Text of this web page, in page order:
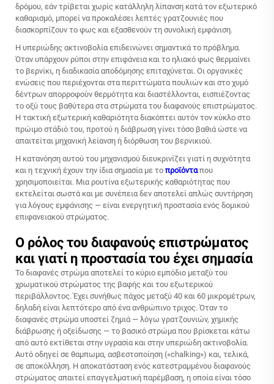
δρόμου, εάν τρίβεται χωρίς κατάλληλη λίπανση κατά τον εξωτερικό
καθαρισμό, μπορεί να προκαλέσει λεπτές γρατζουνιές που
διασκορπίζουν το φως και εξασθενούν τη συνολική εμφάνιση.
Η υπεριώδης ακτινοβολία επιδεινώνει σημαντικά το πρόβλημα.
Όταν υπάρχουν ρύποι στην επιφάνεια και το ηλιακό φως θερμαίνει
το βερνίκι, η διαδικασία αποδόμησης επιταχύνεται. Οι οργανικές
ενώσεις που περιέχονται στα περιττώματα πουλιών και στο χυμό
δέντρων απορροφούν θερμότητα και διαστέλλονται, εισπιέζοντας
το οξύ τους βαθύτερα στα στρώματα του διαφανούς επιστρώματος.
Η τακτική εξωτερική καθαριότητα διακόπτει αυτόν τον κύκλο στο
πρώιμο στάδιό του, προτού η διάβρωση γίνει τόσο βαθιά ώστε να
απαιτείται μηχανική λείανση ή διόρθωση του βερνικιού.
Η κατανόηση αυτού του μηχανισμού διευκρινίζει γιατί η συχνότητα
και η τεχνική έχουν την ίδια σημασία με το προϊόνταπου
χρησιμοποιείται. Μια ρουτίνα εξωτερικής καθαριότητας που
εκτελείται σωστά και με συνέπεια δεν αποτελεί απλώς συντήρηση
για λόγους εμφάνισης — είναι ενεργητική προστασία ενός δομικού
επιφανειακού στρώματος.
Ο ρόλος του διαφανούς επιστρώματος
και γιατί η προστασία του έχει σημασία
Το διαφανές στρώμα αποτελεί το κύριο εμπόδιο μεταξύ του
χρωματικού στρώματος της βαφής και του εξωτερικού
περιβάλλοντος. Έχει συνήθως πάχος μεταξύ 40 και 60 μικρομέτρων,
δηλαδή είναι λεπτότερο από ένα ανθρώπινο τριχος. Όταν το
διαφανές στρώμα υποστεί ζημιά — λόγω γρατζουνιών, χημικής
διάβρωσης ή οξείδωσης — το βασικό στρώμα που βρίσκεται κάτω
από αυτό εκτίθεται στην υγρασία και στην υπεριώδη ακτινοβολία.
Αυτό οδηγεί σε θαμπωμα, ασβεστοποίηση («chalking») και, τελικά,
σε αποκόλληση. Η αποκατάσταση ενός κατεστραμμένου διαφανούς
στρώματος απαιτεί επαγγελματική παρέμβαση, η οποία είναι τόσο